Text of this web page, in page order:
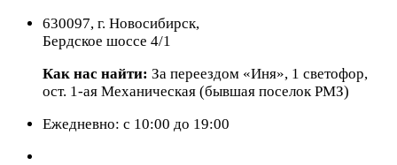
630097, г. Новосибирск,
Бердское шоссе 4/1
Как нас найти: За переездом «Иня», 1 светофор,
ост. 1-ая Механическая (бывшая поселок РМЗ)
Ежедневно: с 10:00 до 19:00